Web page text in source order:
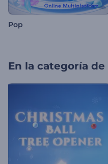
Pop
En la categoría de